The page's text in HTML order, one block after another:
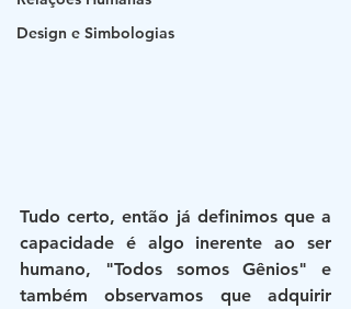
Design e Simbologias
Tudo certo, então já definimos que a
capacidade é algo inerente ao ser
humano, "Todos somos Gênios" e
também observamos que adquirir